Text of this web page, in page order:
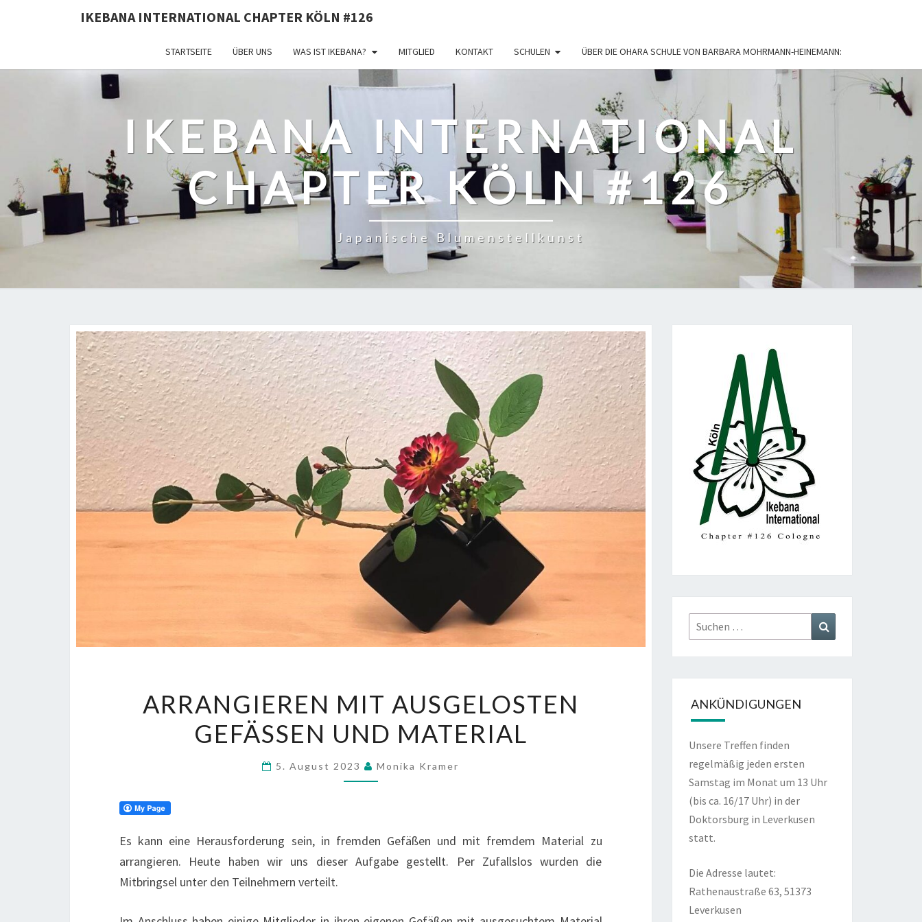
IKEBANA INTERNATIONAL CHAPTER KÖLN #126
STARTSEITE ÜBER UNS WAS IST IKEBANA? MITGLIED KONTAKT SCHULEN ÜBER DIE OHARA SCHULE VON BARBARA MOHRMANN-HEINEMANN:
IKEBANA INTERNATIONAL
CHAPTER KÖLN #126
Japanische Blumenstellkunst
AUSGELOSTEN
GEFÄSSEN U
ND M
ARRANGIEREN MIT AUSGELOSTEN
GEFÄSSEN UND MATERIAL
5. August 2023 Monika Kramer
Es kann eine Herausforderung sein, in fremden Gefäßen und mit fremdem Material zu
arrangieren. Heute haben wir uns dieser Aufgabe gestellt. Per Zufallslos wurden die
Mitbringsel unter den Teilnehmern verteilt.
Suchen
nach:
ANKÜNDIGUNGEN
Unsere Treffen finden
regelmäßig jeden ersten
Samstag im Monat um 13 Uhr
(bis ca. 16/17 Uhr) in der
Doktorsburg in Leverkusen
statt.
Die Adresse lautet:
Rathenaustraße 63, 51373
Leverkusen